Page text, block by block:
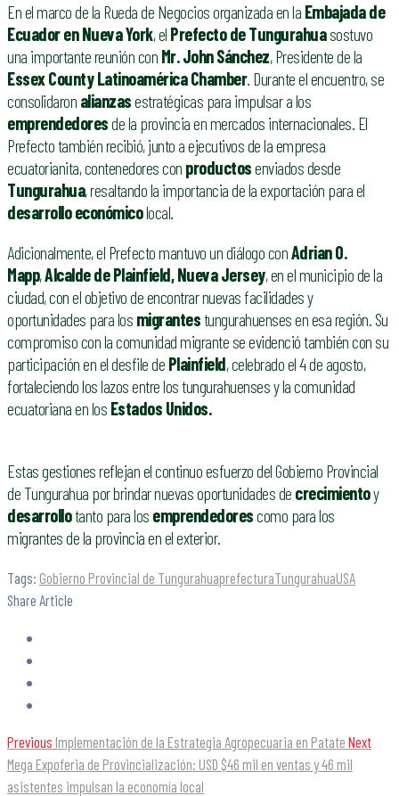
En el marco de la Rueda de Negocios organizada en la Embajada de
Ecuador en Nueva York, el Prefecto de Tungurahuasostuvo
una importante reunión con Mr. John Sánchez, Presidente de la
Essex County Latinoamérica Chamber. Durante el encuentro, se
consolidaron alianzasestratégicas para impulsar a los
emprendedoresde la provincia en mercados internacionales. El
Prefecto también recibió, junto a ejecutivos de la empresa
ecuatorianita, contenedores con productosenviados desde
Tungurahua, resaltando la importancia de la exportación para el
desarrollo económicolocal.
Adicionalmente, el Prefecto mantuvo un diálogo conAdrian O.
Mapp,Alcalde de Plainfield, Nueva Jersey, en el municipio de la
ciudad, con el objetivo de encontrar nuevas facilidades y
oportunidades para los migrantestungurahuenses en esa región. Su
compromiso con la comunidad migrante se evidenció también con su
participación en el desfile de Plainfield, celebrado el 4 de agosto,
fortaleciendo los lazos entre los tungurahuenses y la comunidad
ecuatoriana en los Estados Unidos.
Estas gestiones reflejan el continuo esfuerzo del Gobierno Provincial
de Tungurahua por brindar nuevas oportunidades de crecimientoy
desarrollotanto para los emprendedorescomo para los
migrantes de la provincia en el exterior.
Tags: Gobierno Provincial de TungurahuaprefecturaTungurahuaUSA
Share Article
Previous Implementación de la Estrategia Agropecuaria en Patate Next
Mega Expoferia de Provincialización: USD $46 mil en ventas y 46 mil
asistentes impulsan la economía local